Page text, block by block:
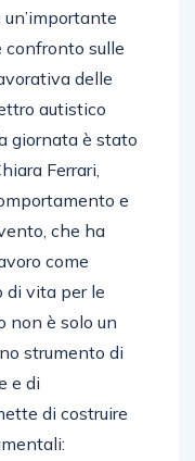
confronto sulle
delle
autistico
giornata è stato
Ferrari,
e
che ha
come
di vita per le
non è solo un
strumento di
e di
di costruire